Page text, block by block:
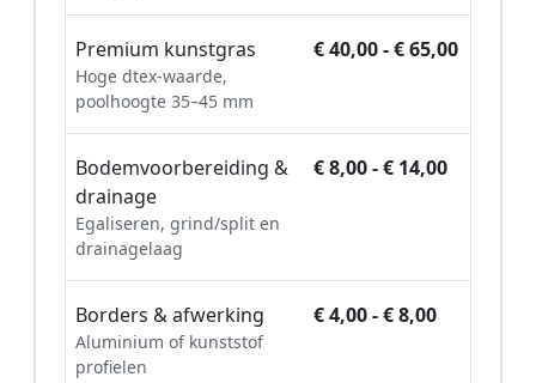
Premium kunstgras
Hoge dtex-waarde,
poolhoogte 35–45 mm
€ 40,00 - € 65,00
Bodemvoorbereiding &
drainage
Egaliseren, grind/split en
drainagelaag
€ 8,00 - € 14,00
Borders & afwerking
Aluminium of kunststof
profielen
€ 4,00 - € 8,00